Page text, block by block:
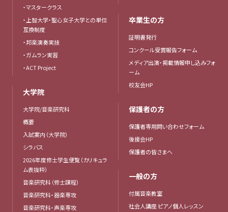
・マスタークラス
・上智大学・聖心女子大学との単位
互換制度
・邦楽演奏実技
・ガムラン実習
・ACT Project
大学院
大学院/音楽研究科
概要
入試案内（大学院）
シラバス
2026年度修士学生便覧（カリキュラ
ム表抜粋）
音楽研究科（修士課程）
音楽研究科・器楽専攻
音楽研究科・声楽専攻
卒業生の方
証明書発行
コンクール受賞報告フォーム
メディア出演・掲載情報申し込みフォ
ーム
校友会HP
保護者の方
保護者専用問い合わせフォーム
後援会HP
保護者の皆さまへ
一般の方
付属音楽教室
社会人講座 ピアノ個人レッスン